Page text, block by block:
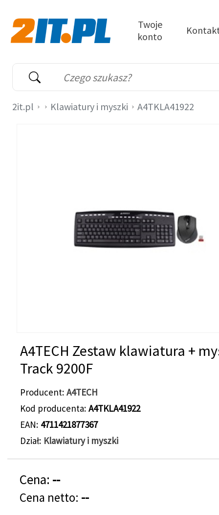
Wyszukiwarka
Słowo kluczowe
Twoje
konto
2it.pl Klawiatury i myszki A4TKLA41922
A4TECH Zestaw klawiatura +
Track 9200F
Producent A4TECH
Kod producenta A4TKLA41922
EAN 4711421877367
Dział Klawiatury i myszki
Cena: --
Cena netto: --